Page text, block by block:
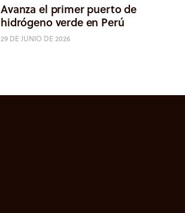
Avanza el primer puerto de
hidrógeno verde en Perú
29 DE JUNIO DE 2026